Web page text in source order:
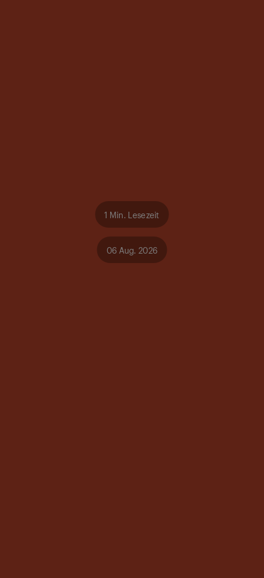
1 Min. Lesezeit
06 Aug. 2026